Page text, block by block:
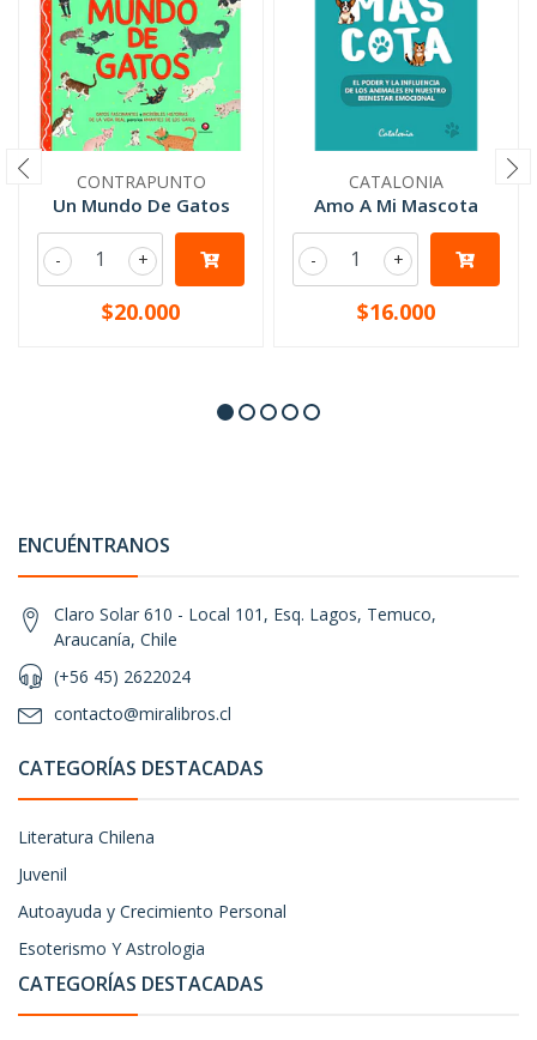
CONTRAPUNTO
Un Mundo De Gatos
+
-
$20.000
CATALONIA
Amo A Mi Mascota
+
-
$16.000
ENCUÉNTRANOS
Claro Solar 610 - Local 101, Esq. Lagos, Temuco,
Araucanía, Chile
(+56 45) 2622024
contacto@miralibros.cl
CATEGORÍAS DESTACADAS
Literatura Chilena
Juvenil
Autoayuda y Crecimiento Personal
Esoterismo Y Astrologia
CATEGORÍAS DESTACADAS